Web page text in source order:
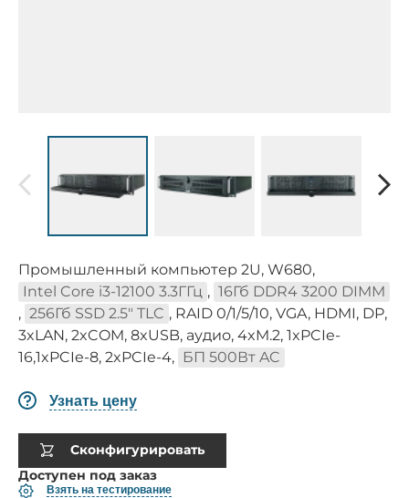
Промышленный компьютер 2U, W680,
Intel Core i3-12100 3.3ГГц , 16Гб DDR4 3200 DIMM
, 256Гб SSD 2.5" TLC , RAID 0/1/5/10, VGA, HDMI, DP,
3xLAN, 2xCOM, 8xUSB, аудио, 4xM.2, 1xPCIe-
16,1xPCIe-8, 2xPCIe-4, БП 500Вт AC
Узнать цену
Сконфигурировать
Доступен под заказ
Взять на тестирование